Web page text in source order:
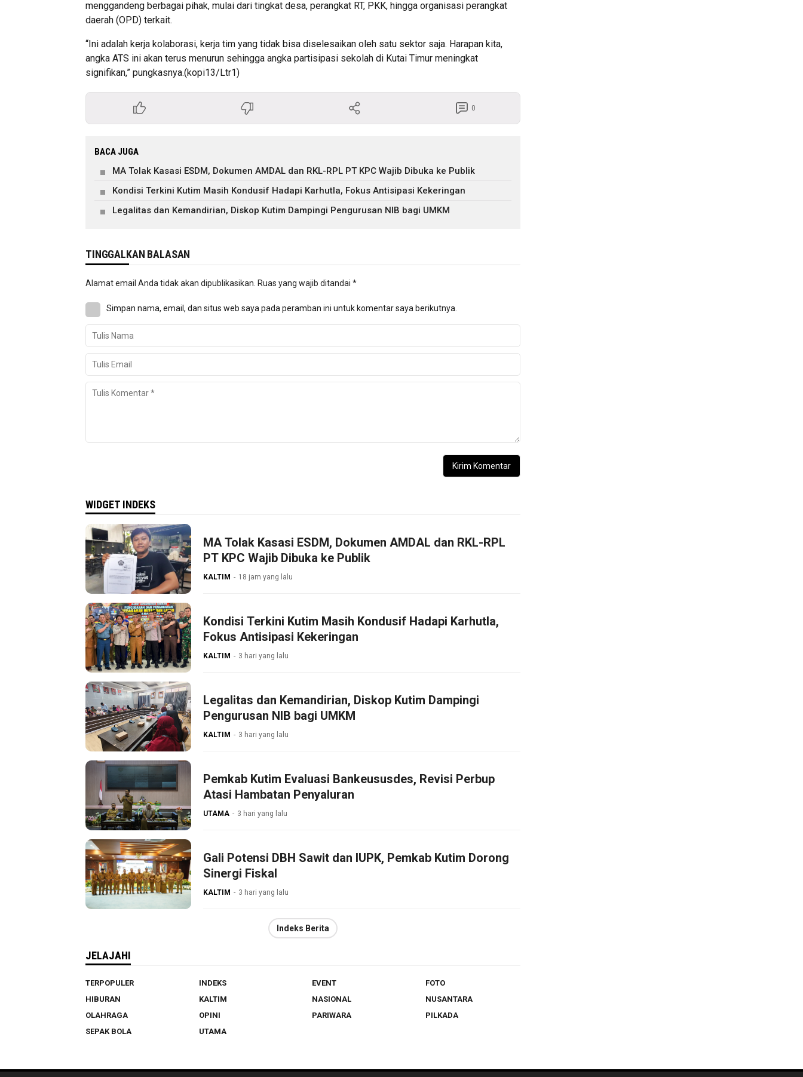
menggandeng berbagai pihak, mulai dari tingkat desa, perangkat RT, PKK, hingga organisasi perangkat
daerah (OPD) terkait.
“Ini adalah kerja kolaborasi, kerja tim yang tidak bisa diselesaikan oleh satu sektor saja. Harapan kita,
angka ATS ini akan terus menurun sehingga angka partisipasi sekolah di Kutai Timur meningkat
signifikan,” pungkasnya.(kopi13/Ltr1)
0
BACA JUGA
MA Tolak Kasasi ESDM, Dokumen AMDAL dan RKL-RPL PT KPC Wajib Dibuka ke Publik
Kondisi Terkini Kutim Masih Kondusif Hadapi Karhutla, Fokus Antisipasi Kekeringan
Legalitas dan Kemandirian, Diskop Kutim Dampingi Pengurusan NIB bagi UMKM
TINGGALKAN BALASAN
Alamat email Anda tidak akan dipublikasikan. Ruas yang wajib ditandai *
Simpan nama, email, dan situs web saya pada peramban ini untuk komentar saya berikutnya.
WIDGET INDEKS
MA Tolak Kasasi ESDM, Dokumen AMDAL dan RKL-RPL
PT KPC Wajib Dibuka ke Publik
KALTIM 18 jam yang lalu
Kondisi Terkini Kutim Masih Kondusif Hadapi Karhutla,
Fokus Antisipasi Kekeringan
KALTIM 3 hari yang lalu
Legalitas dan Kemandirian, Diskop Kutim Dampingi
Pengurusan NIB bagi UMKM
KALTIM 3 hari yang lalu
Pemkab Kutim Evaluasi Bankeususdes, Revisi Perbup
Atasi Hambatan Penyaluran
UTAMA 3 hari yang lalu
Gali Potensi DBH Sawit dan IUPK, Pemkab Kutim Dorong
Sinergi Fiskal
KALTIM 3 hari yang lalu
Indeks Berita
JELAJAHI
TERPOPULER INDEKS EVENT
FOTO
HIBURAN
KALTIM NASIONAL
NUSANTARA
OLAHRAGA
OPINI PARIWARA
PILKADA
SEPAK BOLA
UTAMA